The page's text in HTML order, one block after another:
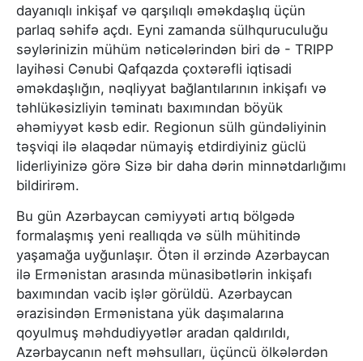
dayanıqlı inkişaf və qarşılıqlı əməkdaşlıq üçün
parlaq səhifə açdı. Eyni zamanda sülhquruculuğu
səylərinizin mühüm nəticələrindən biri də - TRIPP
layihəsi Cənubi Qafqazda çoxtərəfli iqtisadi
əməkdaşlığın, nəqliyyat bağlantılarının inkişafı və
təhlükəsizliyin təminatı baxımından böyük
əhəmiyyət kəsb edir. Regionun sülh gündəliyinin
təşviqi ilə əlaqədar nümayiş etdirdiyiniz güclü
liderliyinizə görə Sizə bir daha dərin minnətdarlığımı
bildirirəm.
Bu gün Azərbaycan cəmiyyəti artıq bölgədə
formalaşmış yeni reallıqda və sülh mühitində
yaşamağa uyğunlaşır. Ötən il ərzində Azərbaycan
ilə Ermənistan arasında münasibətlərin inkişafı
baxımından vacib işlər görüldü. Azərbaycan
ərazisindən Ermənistana yük daşımalarına
qoyulmuş məhdudiyyətlər aradan qaldırıldı,
Azərbaycanın neft məhsulları, üçüncü ölkələrdən